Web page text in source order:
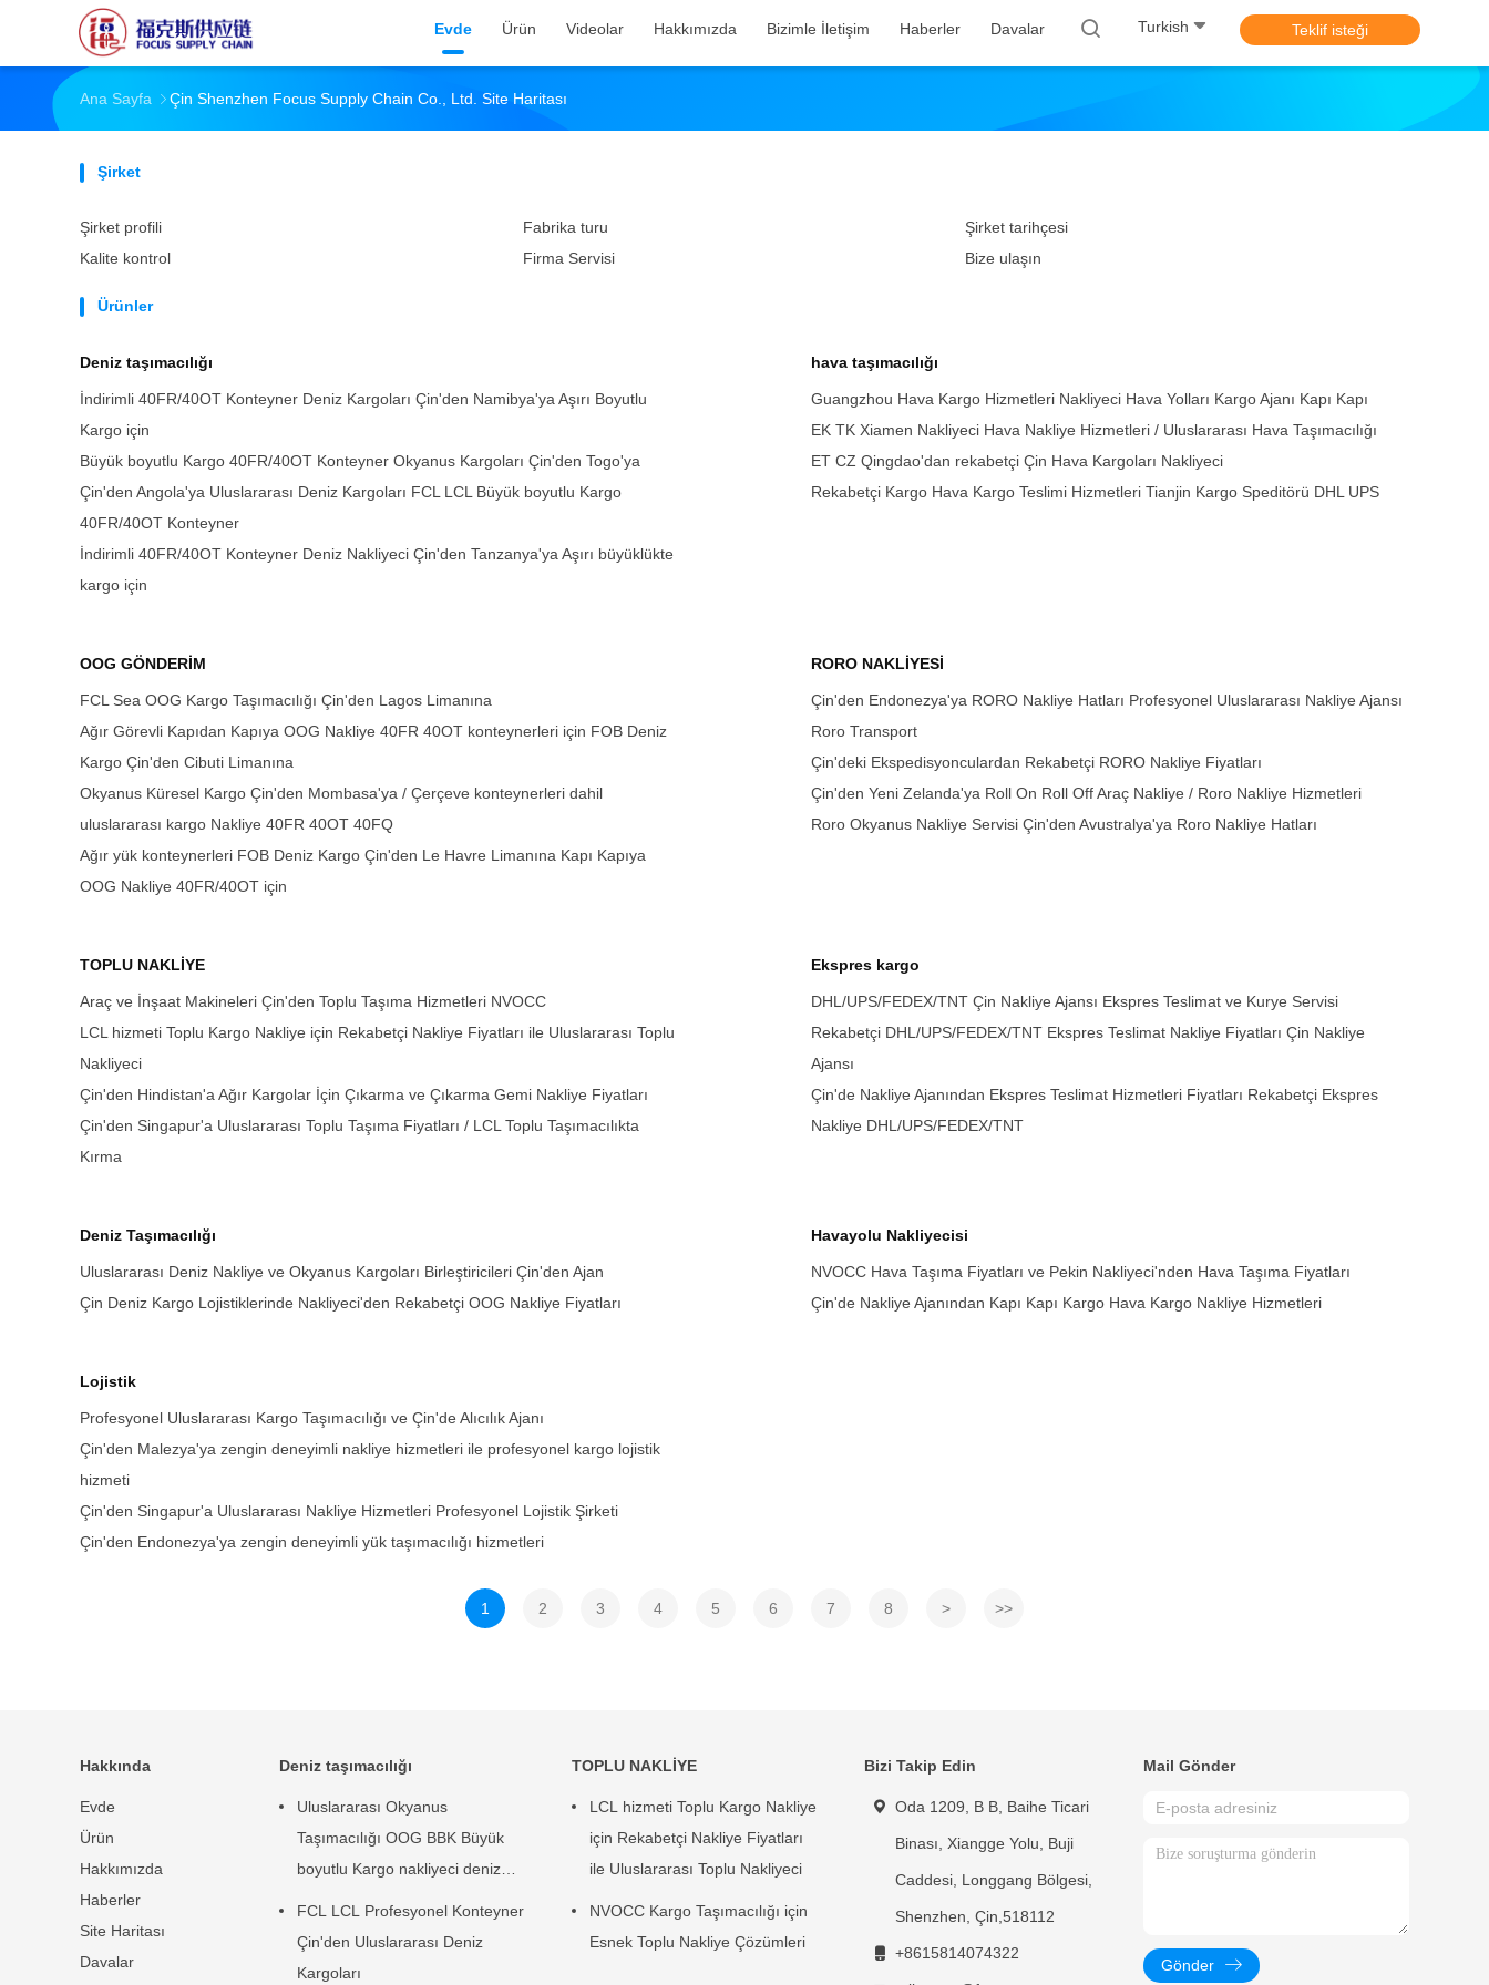
Evde Ürün Videolar Hakkımızda Bizimle İletişim Haberler Davalar Turkish Teklif isteği
Ana Sayfa Çin Shenzhen Focus Supply Chain Co., Ltd. Site Haritası
Şirket
Şirket profili Fabrika turu
Şirket tarihçesi
Kalite kontrol
Firma Servisi Bize ulaşın
Ürünler
Deniz taşımacılığı
İndirimli 40FR/40OT Konteyner Deniz Kargoları Çin'den Namibya'ya Aşırı Boyutlu
Kargo için
Büyük boyutlu Kargo 40FR/40OT Konteyner Okyanus Kargoları Çin'den Togo'ya
Çin'den Angola'ya Uluslararası Deniz Kargoları FCL LCL Büyük boyutlu Kargo
40FR/40OT Konteyner
İndirimli 40FR/40OT Konteyner Deniz Nakliyeci Çin'den Tanzanya'ya Aşırı büyüklükte
kargo için
hava taşımacılığı
Guangzhou Hava Kargo Hizmetleri Nakliyeci Hava Yolları Kargo Ajanı Kapı Kapı
EK TK Xiamen Nakliyeci Hava Nakliye Hizmetleri / Uluslararası Hava Taşımacılığı
ET CZ Qingdao'dan rekabetçi Çin Hava Kargoları Nakliyeci
Rekabetçi Kargo Hava Kargo Teslimi Hizmetleri Tianjin Kargo Speditörü DHL UPS
OOG GÖNDERİM
FCL Sea OOG Kargo Taşımacılığı Çin'den Lagos Limanına
Ağır Görevli Kapıdan Kapıya OOG Nakliye 40FR 40OT konteynerleri için FOB Deniz
Kargo Çin'den Cibuti Limanına
Okyanus Küresel Kargo Çin'den Mombasa'ya / Çerçeve konteynerleri dahil
uluslararası kargo Nakliye 40FR 40OT 40FQ
Ağır yük konteynerleri FOB Deniz Kargo Çin'den Le Havre Limanına Kapı Kapıya
OOG Nakliye 40FR/40OT için
RORO NAKLİYESİ
Çin'den Endonezya'ya RORO Nakliye Hatları Profesyonel Uluslararası Nakliye Ajansı
Roro Transport
Çin'deki Ekspedisyonculardan Rekabetçi RORO Nakliye Fiyatları
Çin'den Yeni Zelanda'ya Roll On Roll Off Araç Nakliye / Roro Nakliye Hizmetleri
Roro Okyanus Nakliye Servisi Çin'den Avustralya'ya Roro Nakliye Hatları
TOPLU NAKLİYE
Araç ve İnşaat Makineleri Çin'den Toplu Taşıma Hizmetleri NVOCC
LCL hizmeti Toplu Kargo Nakliye için Rekabetçi Nakliye Fiyatları ile Uluslararası Toplu
Nakliyeci
Çin'den Hindistan'a Ağır Kargolar İçin Çıkarma ve Çıkarma Gemi Nakliye Fiyatları
Çin'den Singapur'a Uluslararası Toplu Taşıma Fiyatları / LCL Toplu Taşımacılıkta
Kırma
Ekspres kargo
DHL/UPS/FEDEX/TNT Çin Nakliye Ajansı Ekspres Teslimat ve Kurye Servisi
Rekabetçi DHL/UPS/FEDEX/TNT Ekspres Teslimat Nakliye Fiyatları Çin Nakliye
Ajansı
Çin'de Nakliye Ajanından Ekspres Teslimat Hizmetleri Fiyatları Rekabetçi Ekspres
Nakliye DHL/UPS/FEDEX/TNT
Deniz Taşımacılığı
Uluslararası Deniz Nakliye ve Okyanus Kargoları Birleştiricileri Çin'den Ajan
Çin Deniz Kargo Lojistiklerinde Nakliyeci'den Rekabetçi OOG Nakliye Fiyatları
Havayolu Nakliyecisi
NVOCC Hava Taşıma Fiyatları ve Pekin Nakliyeci'nden Hava Taşıma Fiyatları
Çin'de Nakliye Ajanından Kapı Kapı Kargo Hava Kargo Nakliye Hizmetleri
Lojistik
Profesyonel Uluslararası Kargo Taşımacılığı ve Çin'de Alıcılık Ajanı
Çin'den Malezya'ya zengin deneyimli nakliye hizmetleri ile profesyonel kargo lojistik
hizmeti
Çin'den Singapur'a Uluslararası Nakliye Hizmetleri Profesyonel Lojistik Şirketi
Çin'den Endonezya'ya zengin deneyimli yük taşımacılığı hizmetleri
1 2 3 4 5 6 7 8 > >>
Hakkında
Evde
Ürün
Hakkımızda
Haberler
Site Haritası
Davalar
Deniz taşımacılığı
Uluslararası Okyanus
Taşımacılığı OOG BBK Büyük
boyutlu Kargo nakliyeci deniz
FCL LCL Profesyonel Konteyner
Çin'den Uluslararası Deniz
Kargoları
TOPLU NAKLİYE
LCL hizmeti Toplu Kargo Nakliye
için Rekabetçi Nakliye Fiyatları
ile Uluslararası Toplu Nakliyeci
NVOCC Kargo Taşımacılığı için
Esnek Toplu Nakliye Çözümleri
Bizi Takip Edin
Oda 1209, B B, Baihe Ticari
Binası, Xiangge Yolu, Buji
Caddesi, Longgang Bölgesi,
Shenzhen, Çin,518112
+8615814074322
Mail Gönder
Gönder